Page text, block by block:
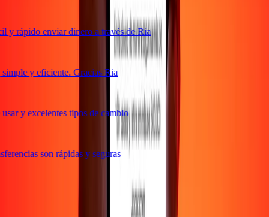
rápido enviar dinero a través de Ria
y eficiente. Gracias Ria
y excelentes tipos de cambio
son rápidas y seguras